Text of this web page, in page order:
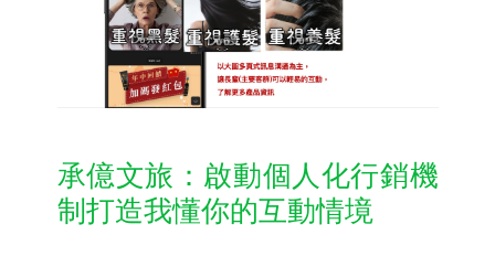
承億文旅：啟動個人化行銷機
制打造我懂你的互動情境